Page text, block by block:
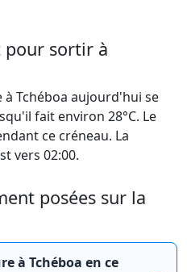
pour sortir à
à Tchéboa aujourd'hui se
fait environ 28°C. Le
ce créneau. La
vers 02:00.
posées sur la
à Tchéboa en ce